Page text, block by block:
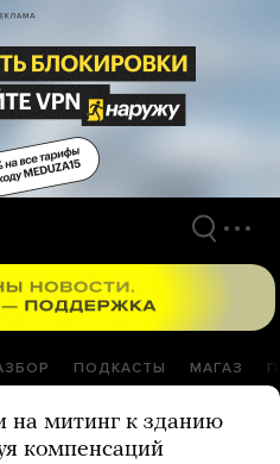
ПОДКАСТЫ МАГАЗ
митинг к зданию
компенсаций